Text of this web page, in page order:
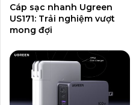
Cáp sạc nhanh Ugreen
US171: Trải nghiệm vượt
mong đợi